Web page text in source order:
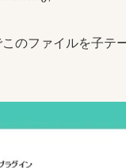
のファイルを子テ